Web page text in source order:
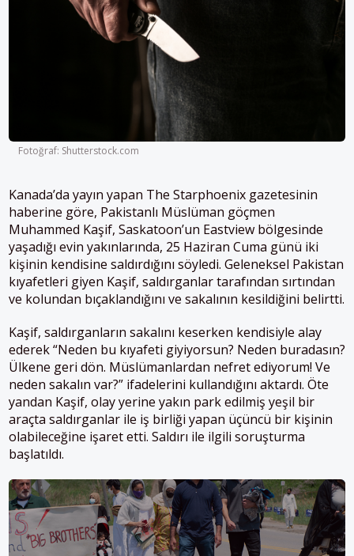
Fotoğraf: Shutterstock.com
Kanada’da yayın yapan The Starphoenix gazetesinin
haberine göre, Pakistanlı Müslüman göçmen
Muhammed Kaşif, Saskatoon’un Eastview bölgesinde
yaşadığı evin yakınlarında, 25 Haziran Cuma günü iki
kişinin kendisine saldırdığını söyledi. Geleneksel Pakistan
kıyafetleri giyen Kaşif, saldırganlar tarafından sırtından
ve kolundan bıçaklandığını ve sakalının kesildiğini belirtti.
Kaşif, saldırganların sakalını keserken kendisiyle alay
ederek “Neden bu kıyafeti giyiyorsun? Neden buradasın?
Ülkene geri dön. Müslümanlardan nefret ediyorum! Ve
neden sakalın var?” ifadelerini kullandığını aktardı. Öte
yandan Kaşif, olay yerine yakın park edilmiş yeşil bir
araçta saldırganlar ile iş birliği yapan üçüncü bir kişinin
olabileceğine işaret etti. Saldırı ile ilgili soruşturma
başlatıldı.